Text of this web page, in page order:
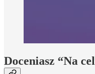
Doceniasz “Na